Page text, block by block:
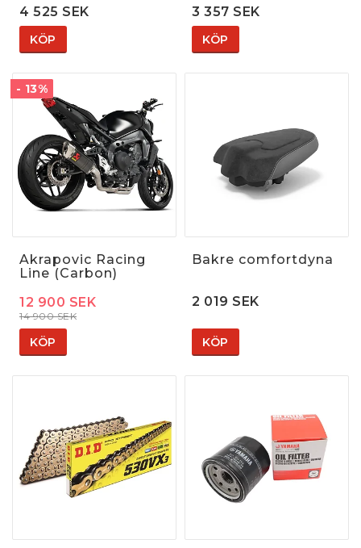
4 525 SEK
KÖP
3 357 SEK
KÖP
- 13%
Akrapovic Racing
Line (Carbon)
14 900 SEK
12 900 SEK
KÖP
Bakre comfortdyna
2 019 SEK
KÖP